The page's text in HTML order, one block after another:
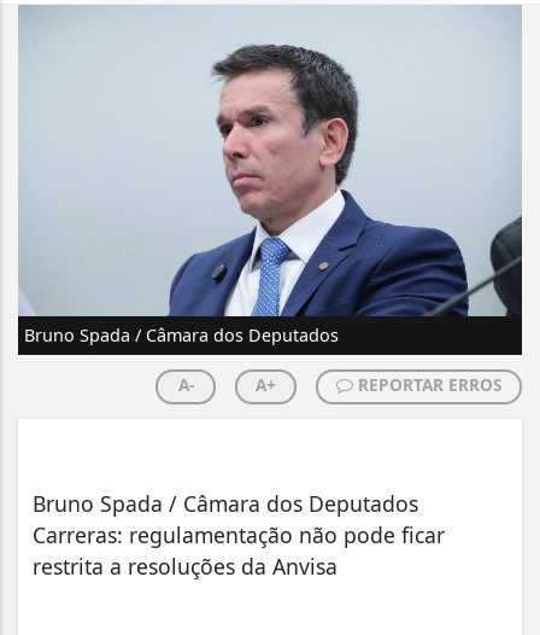
Bruno Spada / Câmara dos Deputados
A- A+ REPORTAR ERROS
Bruno Spada / Câmara dos Deputados
Carreras: regulamentação não pode ficar
restrita a resoluções da Anvisa